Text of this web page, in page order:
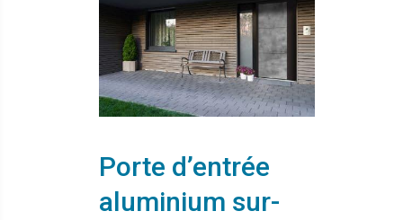
Porte d’entrée
aluminium sur-